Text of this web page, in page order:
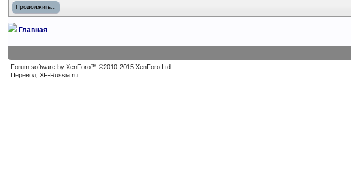
Продолжить...
Главная
Forum software by XenForo™©2010-2015 XenForo Ltd.
Перевод:XF-Russia.ru